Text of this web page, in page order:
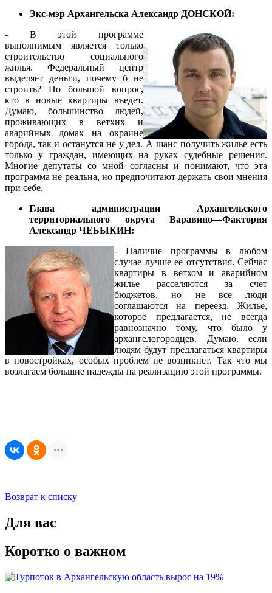
Экс-мэр Архангельска Александр ДОНСКОЙ:
- В этой программе
выполнимым является только
строительство социального
жилья. Федеральный центр
выделяет деньги, почему б не
строить? Но большой вопрос,
кто в новые квартиры въедет.
Думаю, большинство людей,
проживающих в ветхих и
аварийных домах на окраине
города, так и останутся не у дел. А шанс получить жилье есть
только у граждан, имеющих на руках судебные решения.
Многие депутаты со мной согласны и понимают, что эта
программа не реальна, но предпочитают держать свои мнения
при себе.
Глава администрации Архангельского
территориального округа Варавино—Фактория
Александр ЧЕБЫКИН:
- Наличие программы в любом
случае лучше ее отсутствия. Сейчас
квартиры в ветхом и аварийном
жилье расселяются за счет
бюджетов, но не все люди
соглашаются на переезд. Жилье,
которое предлагается, не всегда
равнозначно тому, что было у
архангелогородцев. Думаю, если
людям будут предлагаться квартиры
в новостройках, особых проблем не возникнет. Так что мы
возлагаем большие надежды на реализацию этой программы.
Возврат к списку
Для вас
Коротко о важном